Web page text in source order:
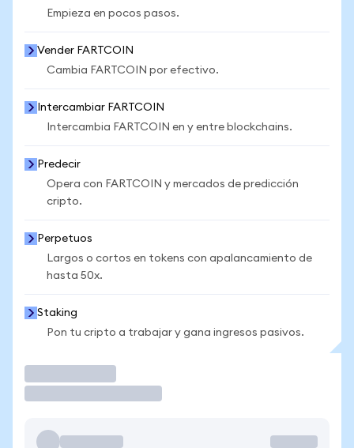
Empieza en pocos pasos.
Vender FARTCOIN
Cambia FARTCOIN por efectivo.
Intercambiar FARTCOIN
Intercambia FARTCOIN en y entre blockchains.
Predecir
Opera con FARTCOIN y mercados de predicción
cripto.
Perpetuos
Largos o cortos en tokens con apalancamiento de
hasta 50x.
Staking
Pon tu cripto a trabajar y gana ingresos pasivos.